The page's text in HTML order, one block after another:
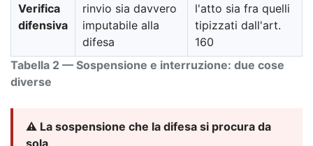
Tabella 2 — Sospensione e interruzione: due cose
diverse
Verifica
difensiva
rinvio sia davvero
imputabile alla
difesa
l'atto sia fra quelli
tipizzati dall'art.
160
⚠️ La sospensione che la difesa si procura da
sola